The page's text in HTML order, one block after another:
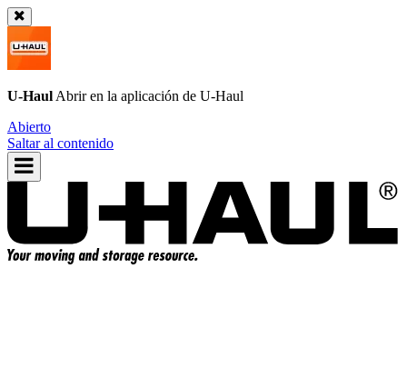
U-Haul Abrir en la aplicación de U-Haul
Abierto
Saltar al contenido